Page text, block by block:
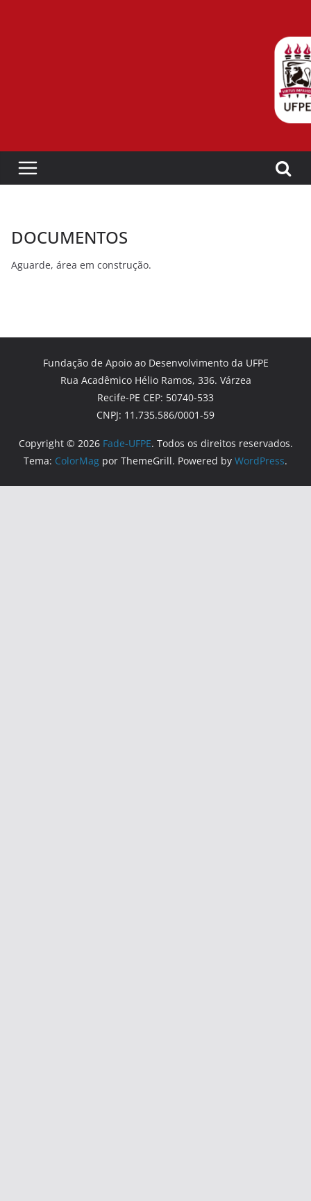
DOCUMENTOS
Aguarde, área em construção.
Fundação de Apoio ao Desenvolvimento da UFPE
Rua Acadêmico Hélio Ramos, 336. Várzea
Recife-PE CEP: 50740-533
CNPJ: 11.735.586/0001-59
Copyright © 2026 Fade-UFPE. Todos os direitos reservados.
Tema: ColorMag por ThemeGrill. Powered by WordPress.